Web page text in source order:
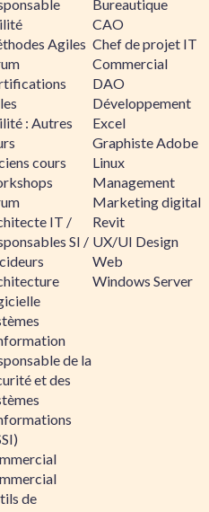
Agiles
: Autres
cours
IT /
SI /
de la
et des
de
Bureautique
CAO
Chef de projet IT
Commercial
DAO
Développement
Excel
Graphiste Adobe
Linux
Management
Marketing digital
Revit
UX/UI Design
Web
Windows Server